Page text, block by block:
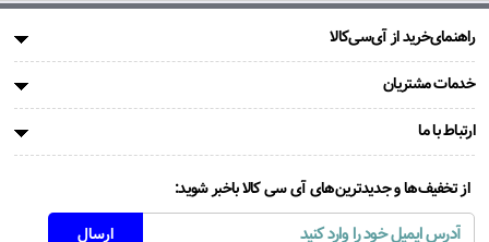
راهنمای‌خرید از آی‌سی‌کالا
خدمات مشتریان
ارتباط با ما
از تخفیف‌ها و جدیدترین‌های آی سی کالا باخبر شوید: